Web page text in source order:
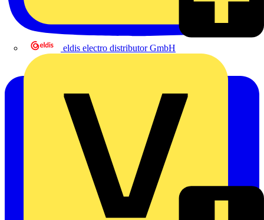
eldis electro distributor GmbH